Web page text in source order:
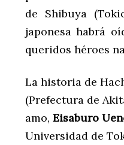
de Shibuya
japonesa habrá
queridos héroes
La historia de
(Prefectura de
amo, Eisaburo
Universidad de